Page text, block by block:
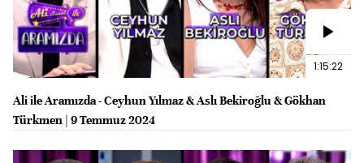
1:15:22
Ali ile Aramızda - Ceyhun Yılmaz & Aslı Bekiroğlu & Gökhan
Türkmen | 9 Temmuz 2024